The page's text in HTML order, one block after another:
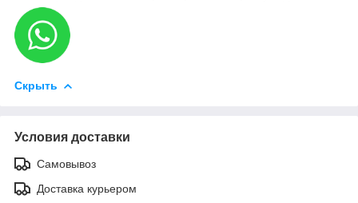
Скрыть
Условия доставки
Самовывоз
Доставка курьером